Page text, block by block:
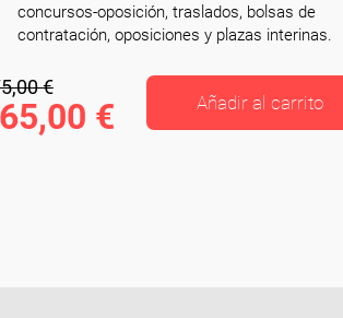
concursos-oposición, traslados, bolsas de
contratación, oposiciones y plazas interinas.
€
€ Añadir al carrito